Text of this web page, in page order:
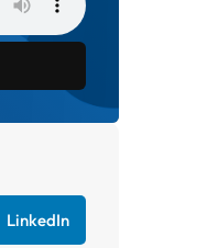
LinkedIn